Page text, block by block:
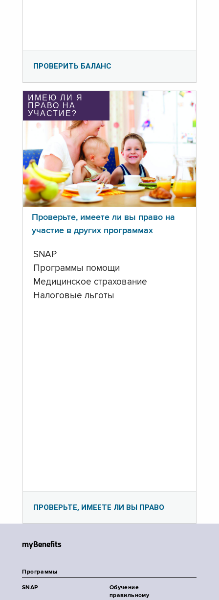
ПРОВЕРИТЬ БАЛАНС
ИМЕЮ ЛИ Я
ПРАВО НА
УЧАСТИЕ?
Проверьте, имеете ли вы право на
участие в других программах
SNAP
Программы помощи
Медицинское страхование
Налоговые льготы
ПРОВЕРЬТЕ, ИМЕЕТЕ ЛИ ВЫ ПРАВО
myBenefits
Программы
SNAP
Обучение
правильному